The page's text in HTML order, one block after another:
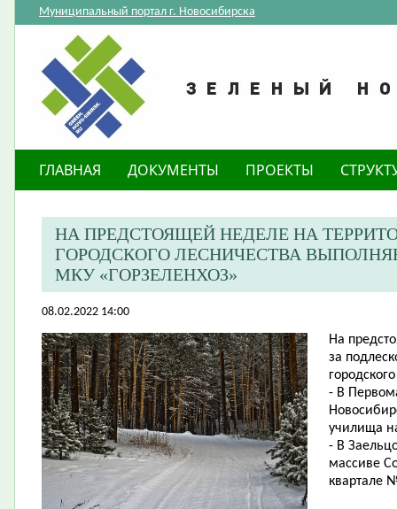
Муниципальный портал г. Новосибирска
ГЛАВНАЯ ДОКУМЕНТЫ ПРОЕКТЫ
НА ПРЕДСТОЯЩЕЙ НЕДЕЛЕ НА
ГОРОДСКОГО ЛЕСНИЧЕСТВА
МКУ «ГОРЗЕЛЕНХОЗ»
08.02.2022 14:00
На
за
- В
училища
- В
массиве
квартале